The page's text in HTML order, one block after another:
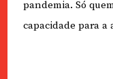
pandemia. Só
capacidade para a